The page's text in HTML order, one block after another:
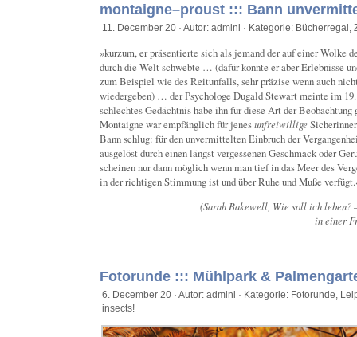
montaigne–proust ::: Bann
11. December 20 · Autor: admini · Kategorie: Bücherregal
»kurzum, er präsentierte sich als jemand der auf einer Wolke
durch die Welt schwebte … (dafür konnte er aber Erlebnisse
zum Beispiel wie des Reitunfalls, sehr präzise wenn auch
wiedergeben) … der Psychologe Dugald Stewart meinte im
schlechtes Gedächtnis habe ihn für diese Art der Beobachtung
Montaigne war empfänglich für jenesunfreiwillige
Bann schlug: für den unvermittelten Einbruch der
ausgelöst durch einen längst vergessenen Geschmack oder
scheinen nur dann möglich wenn man tief in das Meer des
in der richtigen Stimmung ist und über Ruhe und Muße
(Sarah Bakewell, Wie soll ich leben?
in einer
Fotorunde ::: Mühlpark &
6. December 20 · Autor: admini · Kategorie: Fotorunde
insects!